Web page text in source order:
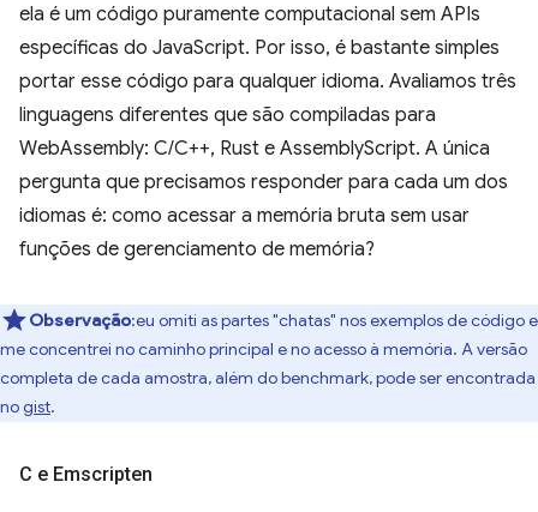
ela é um código puramente computacional sem APIs
específicas do JavaScript. Por isso, é bastante simples
portar esse código para qualquer idioma. Avaliamos três
linguagens diferentes que são compiladas para
WebAssembly: C/C++, Rust e AssemblyScript. A única
pergunta que precisamos responder para cada um dos
idiomas é: como acessar a memória bruta sem usar
funções de gerenciamento de memória?
Observação:eu omiti as partes "chatas" nos exemplos de código e
me concentrei no caminho principal e no acesso à memória. A versão
completa de cada amostra, além do benchmark, pode ser encontrada
nogist.
C e Emscripten